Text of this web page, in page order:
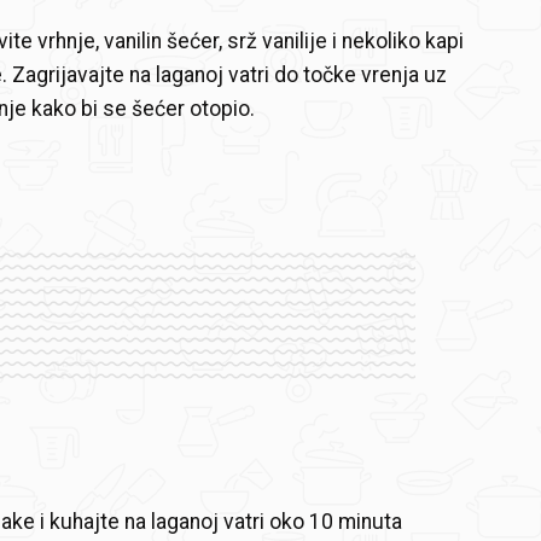
vrhnje, vanilin šećer, srž vanilije i nekoliko kapi
Zagrijavajte na laganoj vatri do točke vrenja uz
kako bi se šećer otopio.
i kuhajte na laganoj vatri oko 10 minuta